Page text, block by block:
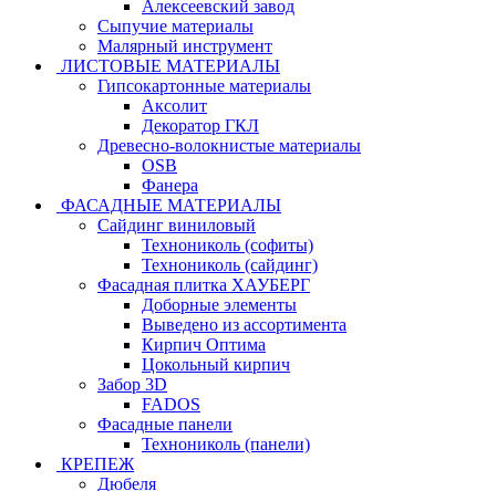
Алексеевский завод
Сыпучие материалы
Малярный инструмент
ЛИСТОВЫЕ МАТЕРИАЛЫ
Гипсокартонные материалы
Аксолит
Декоратор ГКЛ
Древесно-волокнистые материалы
OSB
Фанера
ФАСАДНЫЕ МАТЕРИАЛЫ
Сайдинг виниловый
Технониколь (софиты)
Технониколь (сайдинг)
Фасадная плитка ХАУБЕРГ
Доборные элементы
Выведено из ассортимента
Кирпич Оптима
Цокольный кирпич
Забор 3D
FADOS
Фасадные панели
Технониколь (панели)
КРЕПЕЖ
Дюбеля